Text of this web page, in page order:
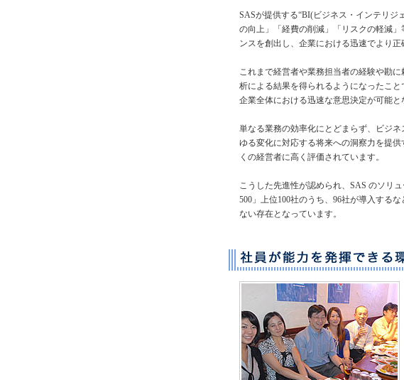
SASが提供する“BI(ビジネス・インテリ
の向上」「経費の削減」「リスクの軽減
ンスを創出し、企業における迅速でより正
これまで経営者や業務担当者の経験や勘
析による結果を得られるようになったこ
企業全体における迅速な意思決定が可能と
単なる業務の効率化にとどまらず、ビジ
ゆる変化に対応する将来への洞察力を提
くの経営者に高く評価されています。
こうした先進性が認められ、SAS のソリ
500」上位100社のうち、96社が導入する
ない存在となっています。